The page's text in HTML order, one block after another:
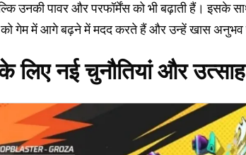
उनकी पावर और परफॉर्मेंस को भी बढ़ाती हैं। इसके
को गेम में आगे बढ़ने में मदद करते हैं और उन्हें खास अनुभव
लिए नई चुनौतियां और उत्साह